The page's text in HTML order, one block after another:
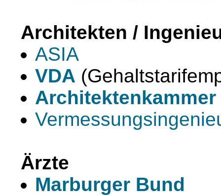
Architekten /
ASIA
VDA
Ärzte
Marburger Bund